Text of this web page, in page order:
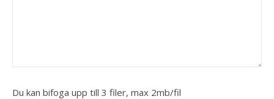
Du kan bifoga upp till 3 filer, max 2mb/fil